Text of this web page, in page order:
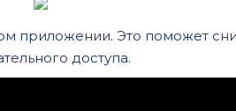
приложении. Это поможет
доступа.